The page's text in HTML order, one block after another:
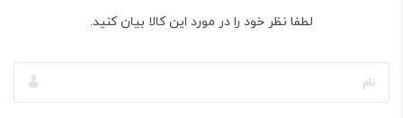
لطفا نظر خود را در مورد این کالا بیان کنید.